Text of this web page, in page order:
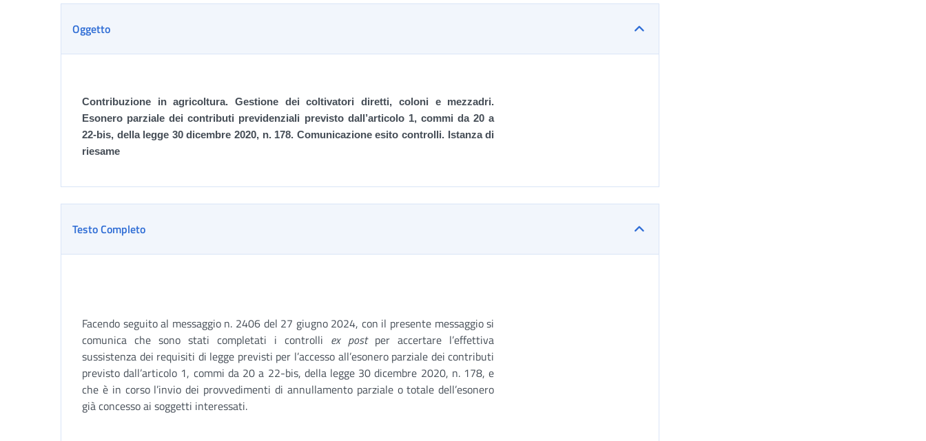
Oggetto
Contribuzione in agricoltura. Gestione dei coltivatori diretti, coloni e mezzadri.
Esonero parziale dei contributi previdenziali previsto dall’articolo 1, commi da 20 a
22-bis, della legge 30 dicembre 2020, n. 178. Comunicazione esito controlli. Istanza di
riesame
Testo Completo
Facendo seguito al messaggio n. 2406 del 27 giugno 2024, con il presente messaggio si
comunica che sono stati completati i controlli ex postper accertare l’effettiva
sussistenza dei requisiti di legge previsti per l’accesso all’esonero parziale dei contributi
previsto dall’articolo 1, commi da 20 a 22-bis, della legge 30 dicembre 2020, n. 178, e
che è in corso l’invio dei provvedimenti di annullamento parziale o totale dell’esonero
già concesso ai soggetti interessati.